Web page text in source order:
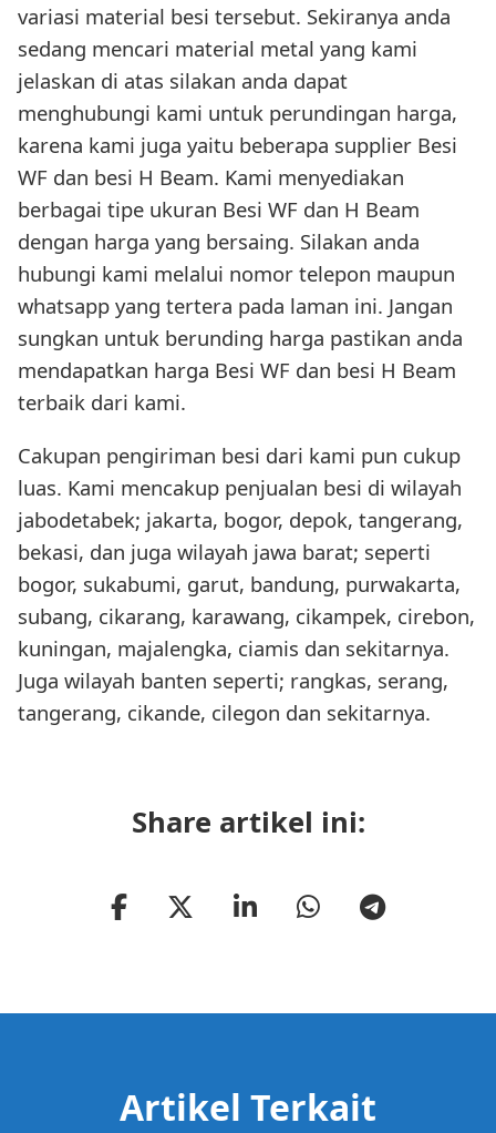
variasi material besi tersebut. Sekiranya anda
sedang mencari material metal yang kami
jelaskan di atas silakan anda dapat
menghubungi kami untuk perundingan harga,
karena kami juga yaitu beberapa supplier Besi
WF dan besi H Beam. Kami menyediakan
berbagai tipe ukuran Besi WF dan H Beam
dengan harga yang bersaing. Silakan anda
hubungi kami melalui nomor telepon maupun
whatsapp yang tertera pada laman ini. Jangan
sungkan untuk berunding harga pastikan anda
mendapatkan harga Besi WF dan besi H Beam
terbaik dari kami.
Cakupan pengiriman besi dari kami pun cukup
luas. Kami mencakup penjualan besi di wilayah
jabodetabek; jakarta, bogor, depok, tangerang,
bekasi, dan juga wilayah jawa barat; seperti
bogor, sukabumi, garut, bandung, purwakarta,
subang, cikarang, karawang, cikampek, cirebon,
kuningan, majalengka, ciamis dan sekitarnya.
Juga wilayah banten seperti; rangkas, serang,
tangerang, cikande, cilegon dan sekitarnya.
Share artikel ini:
Artikel Terkait